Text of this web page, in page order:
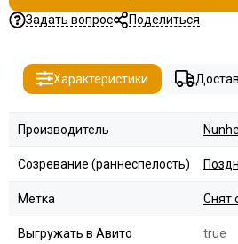
Задать вопрос Поделиться
Характеристики
Производитель
Созревание (раннеспелость)
Метка Снят
Выгружать в Авито true